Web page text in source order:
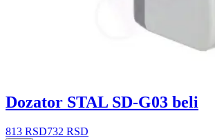
Dozator STAL SD-G03 beli
813 RSD732 RSD